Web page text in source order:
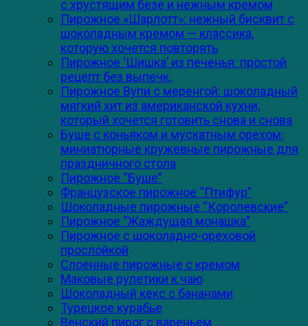
с хрустящим безе и нежным кремом
Пирожное «Шарлотт»: нежный бисквит с
шоколадным кремом — классика,
которую хочется повторять
Пирожное ‘Шишка’ из печенья: простой
рецепт без выпечк.
Пирожное Вупи с меренгой: шоколадный
мягкий хит из американской кухни,
который хочется готовить снова и снова
Буше с коньяком и мускатным орехом:
миниатюрные кружевные пирожные для
праздничного стола
Пирожное “Буше”
Французское пирожное “Птифур”
Шоколадные пирожные “Королевские”
Пирожное “Жаждущая монашка”
Пирожное с шоколадно-ореховой
прослойкой
Слоенные пирожные с кремом
Маковые рулетики к чаю
Шоколадный кекс с бананами
Турецкое курабье
Венский пирог с вареньем